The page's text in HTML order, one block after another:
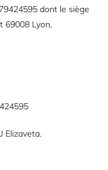
dont le siège
69008 Lyon,
Elizaveta.